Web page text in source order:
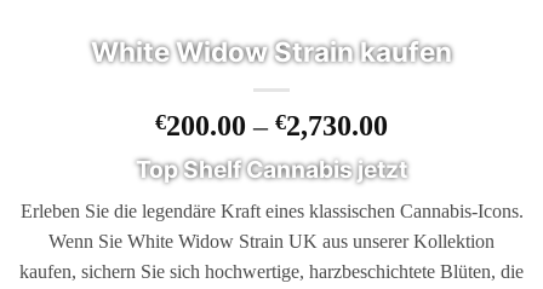
White Widow Strain kaufen
€200.00 – €2,730.00
€200.00
bis
€2,730.00
Top Shelf Cannabis jetzt
Erleben Sie die legendäre Kraft eines klassischen Cannabis-Icons.
Wenn Sie White Widow Strain UK aus unserer Kollektion
kaufen, sichern Sie sich hochwertige, harzbeschichtete Blüten, die